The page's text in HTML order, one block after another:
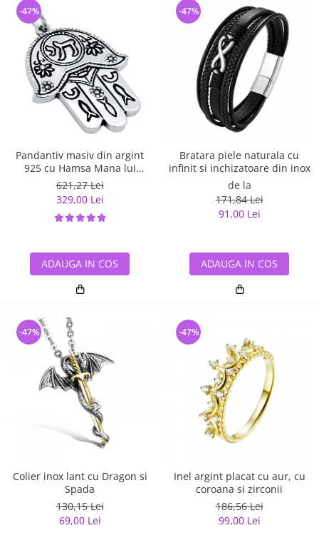
Pandantiv masiv din argint
925 cu Hamsa Mana lui
Fatima
621,27 Lei
329,00 Lei
-47%
ADAUGA IN COS
Bratara piele naturala cu
infinit si inchizatoare din inox
de la
171,84 Lei
91,00 Lei
-47%
ADAUGA IN COS
Colier inox lant cu Dragon si
Spada
130,15 Lei
69,00 Lei
-47%
Inel argint placat cu aur, cu
coroana si zirconii
186,56 Lei
99,00 Lei
-47%